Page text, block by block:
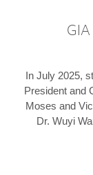
In July 2025,
President and
Moses and
Dr. Wuyi